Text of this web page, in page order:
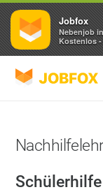
JOBFOX
Jobfox
Nebenjob
Kostenlos